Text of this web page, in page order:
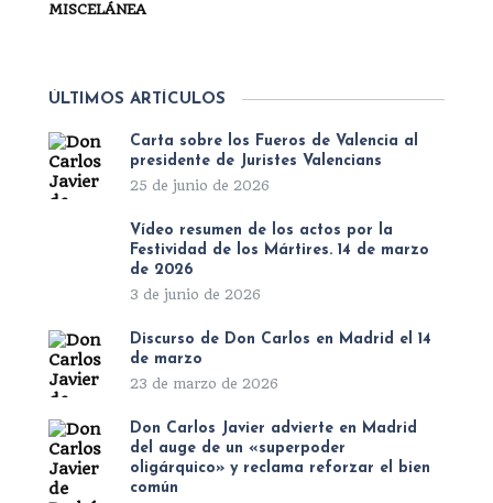
MISCELÁNEA
ÚLTIMOS ARTÍCULOS
Carta sobre los Fueros de Valencia al
presidente de Juristes Valencians
25 de junio de 2026
Vídeo resumen de los actos por la
Festividad de los Mártires. 14 de marzo
de 2026
3 de junio de 2026
Discurso de Don Carlos en Madrid el 14
de marzo
23 de marzo de 2026
Don Carlos Javier advierte en Madrid
del auge de un «superpoder
oligárquico» y reclama reforzar el bien
común